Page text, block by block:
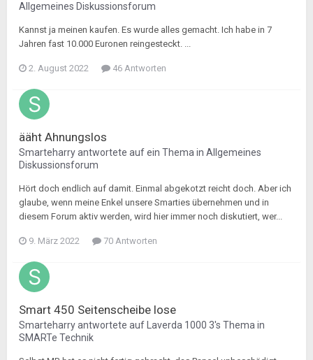
Allgemeines Diskussionsforum
Kannst ja meinen kaufen. Es wurde alles gemacht. Ich habe in 7
Jahren fast 10.000 Euronen reingesteckt. ...
2. August 2022 46 Antworten
ääht Ahnungslos
Smarteharryantwortete auf ein Thema in Allgemeines
Diskussionsforum
Hört doch endlich auf damit. Einmal abgekotzt reicht doch. Aber ich
glaube, wenn meine Enkel unsere Smarties übernehmen und in
diesem Forum aktiv werden, wird hier immer noch diskutiert, wer...
9. März 2022 70 Antworten
Smart 450 Seitenscheibe lose
Smarteharryantwortete auf Laverda 1000 3's Thema in
SMARTe Technik